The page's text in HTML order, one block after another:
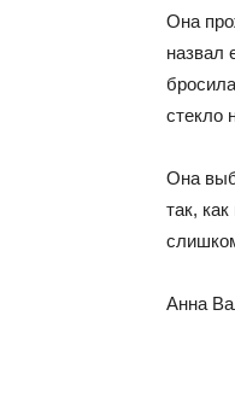
Она
назвал
стекло
Она
так,
Анна